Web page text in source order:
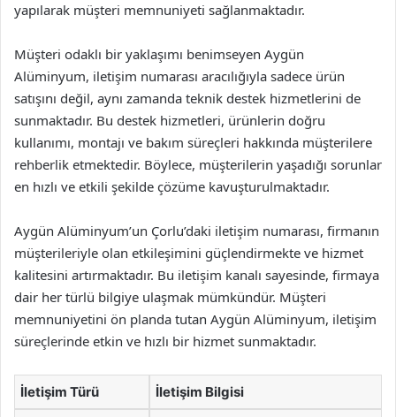
yapılarak müşteri memnuniyeti sağlanmaktadır.
Müşteri odaklı bir yaklaşımı benimseyen Aygün
Alüminyum, iletişim numarası aracılığıyla sadece ürün
satışını değil, aynı zamanda teknik destek hizmetlerini de
sunmaktadır. Bu destek hizmetleri, ürünlerin doğru
kullanımı, montajı ve bakım süreçleri hakkında müşterilere
rehberlik etmektedir. Böylece, müşterilerin yaşadığı sorunlar
en hızlı ve etkili şekilde çözüme kavuşturulmaktadır.
Aygün Alüminyum’un Çorlu’daki iletişim numarası, firmanın
müşterileriyle olan etkileşimini güçlendirmekte ve hizmet
kalitesini artırmaktadır. Bu iletişim kanalı sayesinde, firmaya
dair her türlü bilgiye ulaşmak mümkündür. Müşteri
memnuniyetini ön planda tutan Aygün Alüminyum, iletişim
süreçlerinde etkin ve hızlı bir hizmet sunmaktadır.
İletişim Türü İletişim Bilgisi